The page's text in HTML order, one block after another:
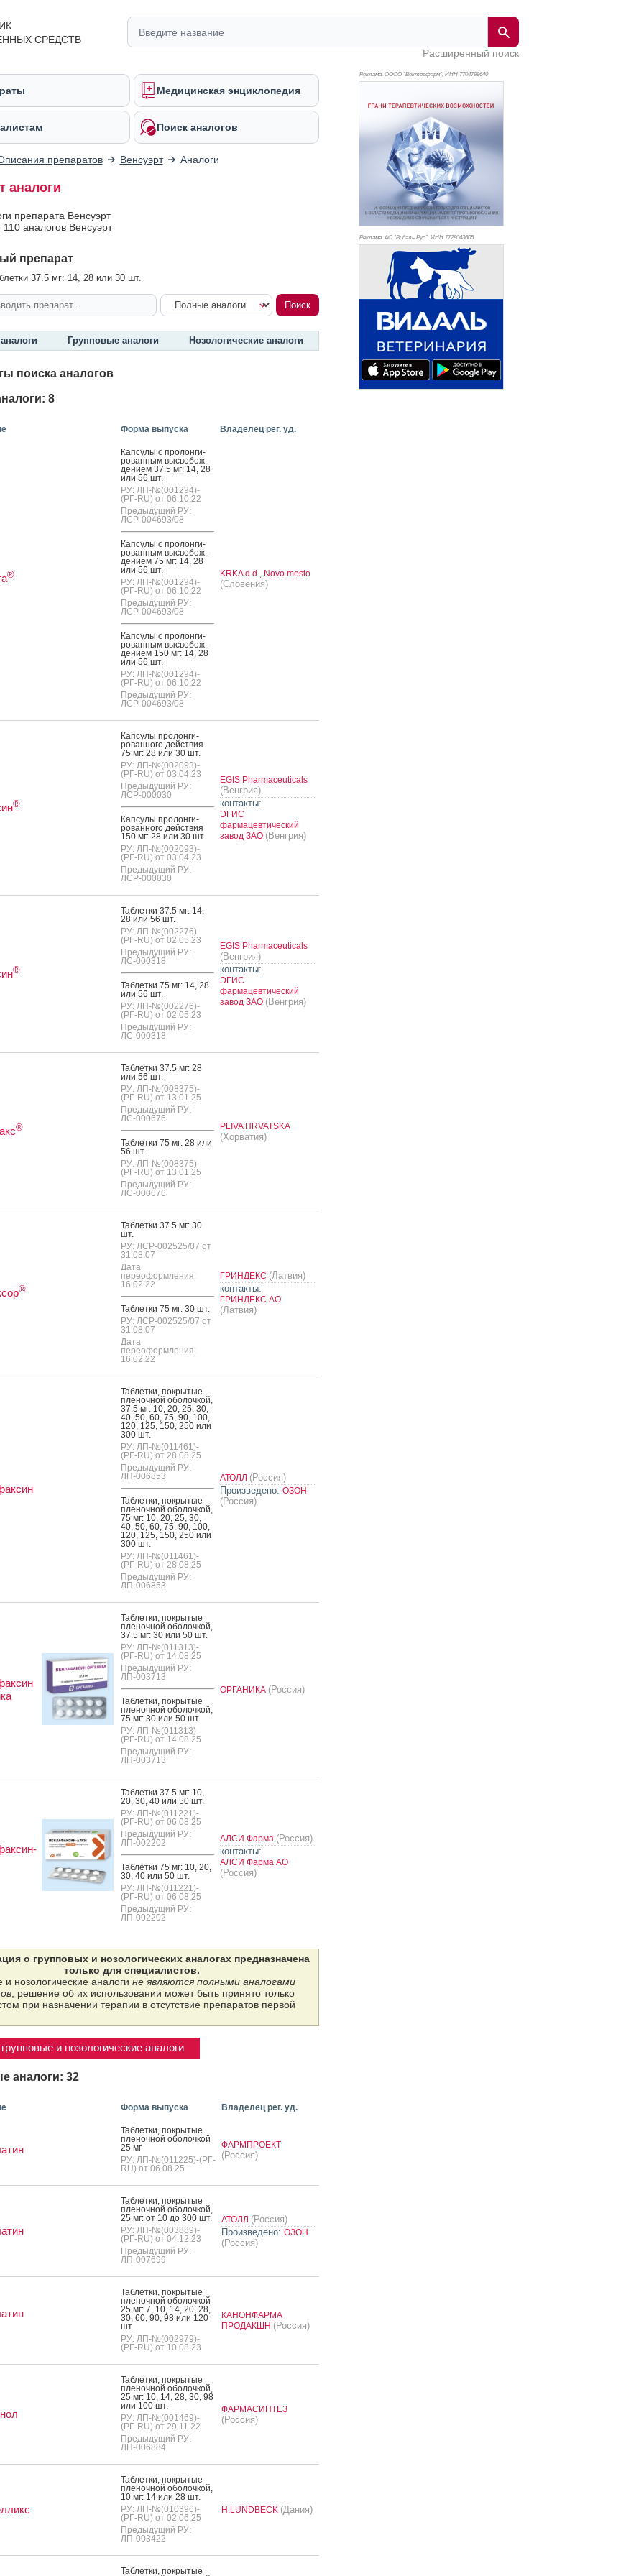
СРЕДСТВ
Расширенный поиск
Медицинская энциклопедия
Поиск аналогов
препаратов Венсуэрт Аналоги
аналоги
препарата Венсуэрт
аналогов Венсуэрт
препарат
37.5 мг: 14, 28 или 30 шт.
Групповые аналоги Нозологические аналоги
поиска аналогов
8
Форма выпуска Владелец рег. уд.
®
Кап­су­лы с про­лон­ги­
рован­ным выс­во­бож­
де­ни­ем 37.5 мг: 14, 28
или 56 шт.
РУ: ЛП-№(001294)-
(РГ-RU) от 06.10.22
Предыдущий РУ:
ЛСР-004693/08
Кап­су­лы с про­лон­ги­
рован­ным выс­во­бож­
де­ни­ем 75 мг: 14, 28
или 56 шт.
РУ: ЛП-№(001294)-
(РГ-RU) от 06.10.22
Предыдущий РУ:
ЛСР-004693/08
Кап­су­лы с про­лон­ги­
рован­ным выс­во­бож­
де­ни­ем 150 мг: 14, 28
или 56 шт.
РУ: ЛП-№(001294)-
(РГ-RU) от 06.10.22
Предыдущий РУ:
ЛСР-004693/08
KRKA d.d., Novo mesto
(Словения)
®
Кап­су­лы про­лон­ги­
рован­но­го дей­ствия
75 мг: 28 или 30 шт.
РУ: ЛП-№(002093)-
(РГ-RU) от 03.04.23
Предыдущий РУ:
ЛСР-000030
Кап­су­лы про­лон­ги­
рован­но­го дей­ствия
150 мг: 28 или 30 шт.
РУ: ЛП-№(002093)-
(РГ-RU) от 03.04.23
Предыдущий РУ:
ЛСР-000030
EGIS Pharmaceuticals
(Венгрия)
контакты:
ЭГИС
фармацевтический
завод ЗАО (Венгрия)
®
Таб­летки 37.5 мг: 14,
28 или 56 шт.
РУ: ЛП-№(002276)-
(РГ-RU) от 02.05.23
Предыдущий РУ:
ЛС-000318
Таб­летки 75 мг: 14, 28
или 56 шт.
РУ: ЛП-№(002276)-
(РГ-RU) от 02.05.23
Предыдущий РУ:
ЛС-000318
EGIS Pharmaceuticals
(Венгрия)
контакты:
ЭГИС
фармацевтический
завод ЗАО (Венгрия)
®
Таб­летки 37.5 мг: 28
или 56 шт.
РУ: ЛП-№(008375)-
(РГ-RU) от 13.01.25
Предыдущий РУ:
ЛС-000676
Таб­летки 75 мг: 28 или
56 шт.
РУ: ЛП-№(008375)-
(РГ-RU) от 13.01.25
Предыдущий РУ:
ЛС-000676
PLIVA HRVATSKA
(Хорватия)
®
Таб­летки 37.5 мг: 30
шт.
РУ: ЛСР-002525/07 от
31.08.07
Дата
переоформления:
16.02.22
Таб­летки 75 мг: 30 шт.
РУ: ЛСР-002525/07 от
31.08.07
Дата
переоформления:
16.02.22
ГРИНДЕКС (Латвия)
контакты:
ГРИНДЕКС АО
(Латвия)
Таб­летки, пок­ры­тые
пле­ноч­ной обо­лоч­кой,
37.5 мг: 10, 20, 25, 30,
40, 50, 60, 75, 90, 100,
120, 125, 150, 250 или
300 шт.
РУ: ЛП-№(011461)-
(РГ-RU) от 28.08.25
Предыдущий РУ:
ЛП-006853
Таб­летки, пок­ры­тые
пле­ноч­ной обо­лоч­кой,
75 мг: 10, 20, 25, 30,
40, 50, 60, 75, 90, 100,
120, 125, 150, 250 или
300 шт.
РУ: ЛП-№(011461)-
(РГ-RU) от 28.08.25
Предыдущий РУ:
ЛП-006853
АТОЛЛ (Россия)
Произведено: ОЗОН
(Россия)
Таб­летки, пок­ры­тые
пле­ноч­ной обо­лоч­кой,
37.5 мг: 30 или 50 шт.
РУ: ЛП-№(011313)-
(РГ-RU) от 14.08.25
Предыдущий РУ:
ЛП-003713
Таб­летки, пок­ры­тые
пле­ноч­ной обо­лоч­кой,
75 мг: 30 или 50 шт.
РУ: ЛП-№(011313)-
(РГ-RU) от 14.08.25
Предыдущий РУ:
ЛП-003713
ОРГАНИКА (Россия)
Таб­летки 37.5 мг: 10,
20, 30, 40 или 50 шт.
РУ: ЛП-№(011221)-
(РГ-RU) от 06.08.25
Предыдущий РУ:
ЛП-002202
Таб­летки 75 мг: 10, 20,
30, 40 или 50 шт.
РУ: ЛП-№(011221)-
(РГ-RU) от 06.08.25
Предыдущий РУ:
ЛП-002202
АЛСИ Фарма (Россия)
контакты:
АЛСИ Фарма АО
(Россия)
о групповых и нозологических аналогах предназначена
только для специалистов.
и нозологические аналоги не являются полными аналогами
, решение об их использовании может быть принято только
при назначении терапии в отсутствие препаратов первой
и нозологические аналоги
аналоги: 32
Форма выпуска Владелец рег. уд.
Таб­летки, пок­ры­тые
пле­ноч­ной обо­лоч­кой
25 мг
РУ: ЛП-№(011225)-(РГ-
RU) от 06.08.25
ФАРМПРОЕКТ
(Россия)
Таб­летки, пок­ры­тые
пле­ноч­ной обо­лоч­кой,
25 мг: от 10 до 300 шт.
РУ: ЛП-№(003889)-
(РГ-RU) от 04.12.23
Предыдущий РУ:
ЛП-007699
АТОЛЛ (Россия)
Произведено: ОЗОН
(Россия)
Таб­летки, пок­ры­тые
пле­ноч­ной обо­лоч­кой
25 мг: 7, 10, 14, 20, 28,
30, 60, 90, 98 или 120
шт.
РУ: ЛП-№(002979)-
(РГ-RU) от 10.08.23
КАНОНФАРМА
ПРОДАКШН (Россия)
Таб­летки, пок­ры­тые
пле­ноч­ной обо­лоч­кой,
25 мг: 10, 14, 28, 30, 98
или 100 шт.
РУ: ЛП-№(001469)-
(РГ-RU) от 29.11.22
Предыдущий РУ:
ЛП-006884
ФАРМАСИНТЕЗ
(Россия)
Таб­летки, пок­ры­тые
пле­ноч­ной обо­лоч­кой,
10 мг: 14 или 28 шт.
РУ: ЛП-№(010396)-
(РГ-RU) от 02.06.25
Предыдущий РУ:
ЛП-003422
H.LUNDBECK (Дания)
Таб­летки, пок­ры­тые
Реклама. ОООО "Векторфарм", ИНН 7704799640
Реклама. АО "Видаль Рус", ИНН 7728043605